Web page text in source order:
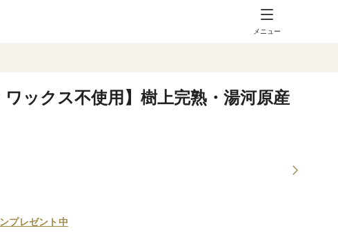
メニュー
ワックス不使用】樹上完熟・湯河原産
プレゼント中